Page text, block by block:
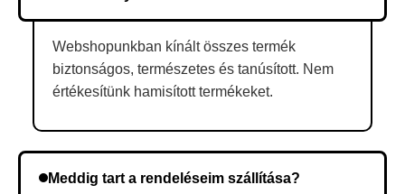
Webshopunkban kínált összes termék
biztonságos, természetes és tanúsított. Nem
értékesítünk hamisított termékeket.
Meddig tart a rendeléseim szállítása?